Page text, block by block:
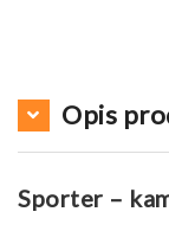
Opis
Sporter –